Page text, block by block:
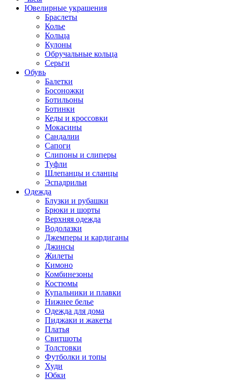
Ювелирные украшения
Браслеты
Колье
Кольца
Кулоны
Обручальные кольца
Серьги
Обувь
Балетки
Босоножки
Ботильоны
Ботинки
Кеды и кроссовки
Мокасины
Сандалии
Сапоги
Слипоны и слиперы
Туфли
Шлепанцы и сланцы
Эспадрильи
Одежда
Блузки и рубашки
Брюки и шорты
Верхняя одежда
Водолазки
Джемперы и кардиганы
Джинсы
Жилеты
Кимоно
Комбинезоны
Костюмы
Купальники и плавки
Нижнее белье
Одежда для дома
Пиджаки и жакеты
Платья
Свитшоты
Толстовки
Футболки и топы
Худи
Юбки